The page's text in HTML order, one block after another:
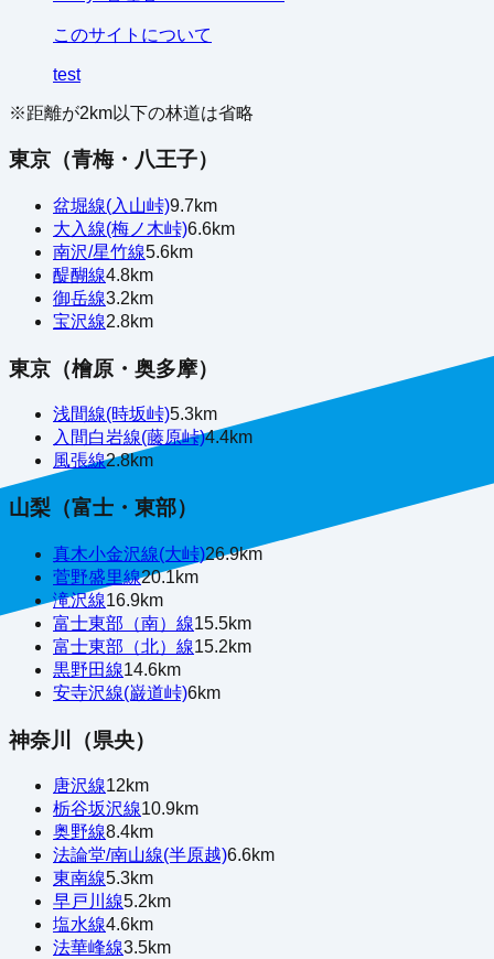
このサイトについて
test
※距離が2km以下の林道は省略
東京（青梅・八王子）
盆堀線(入山峠)9.7km
大入線(梅ノ木峠)6.6km
南沢/星竹線5.6km
醍醐線4.8km
御岳線3.2km
宝沢線2.8km
東京（檜原・奥多摩）
浅間線(時坂峠)5.3km
入間白岩線(藤原峠)4.4km
風張線2.8km
山梨（富士・東部）
真木小金沢線(大峠)26.9km
菅野盛里線20.1km
滝沢線16.9km
富士東部（南）線15.5km
富士東部（北）線15.2km
黒野田線14.6km
安寺沢線(巌道峠)6km
神奈川（県央）
唐沢線12km
栃谷坂沢線10.9km
奥野線8.4km
法論堂/南山線(半原越)6.6km
東南線5.3km
早戸川線5.2km
塩水線4.6km
法華峰線3.5km